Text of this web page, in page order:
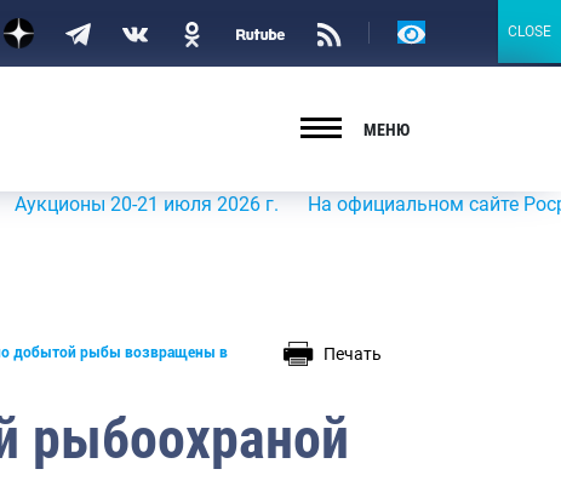
Версия
МЕНЮ
20-21 июля 2026 г. На официальном сайте
добытой рыбы возвращены в
Печать
рыбоохраной
CLOSE
CLOSE